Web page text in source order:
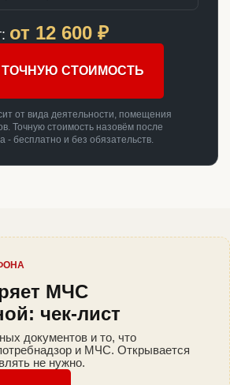
от 12 600 ₽
ТОЧНУЮ СТОИМОСТЬ
от вида деятельности, помещения
Точную стоимость назовём после
- бесплатно и без обязательств.
МЧС
чек-лист
документов и то, что
и МЧС. Открывается
не нужно.